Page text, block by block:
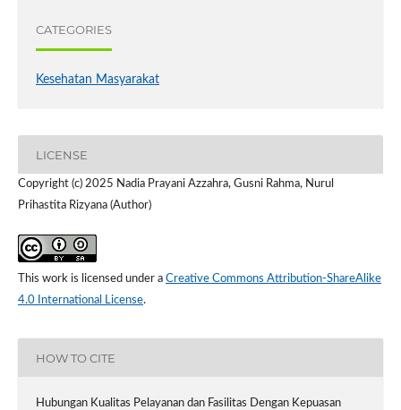
CATEGORIES
Kesehatan Masyarakat
LICENSE
Copyright (c) 2025 Nadia Prayani Azzahra, Gusni Rahma, Nurul
Prihastita Rizyana (Author)
This work is licensed under a Creative Commons Attribution-ShareAlike
4.0 International License.
HOW TO CITE
Hubungan Kualitas Pelayanan dan Fasilitas Dengan Kepuasan